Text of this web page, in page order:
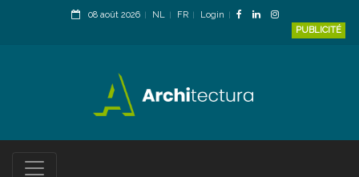
08 août 2026 NL FR
Login
PUBLICITÉ